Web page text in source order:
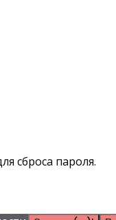
сброса пароля.